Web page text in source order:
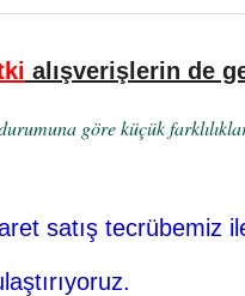
alışverişlerin de
göre küçük
satış tecrübemiz